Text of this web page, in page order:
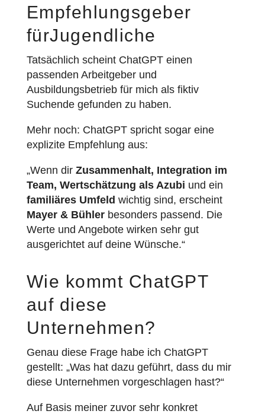
Empfehlungsgeber
fürJugendliche
Tatsächlich scheint ChatGPT einen
passenden Arbeitgeber und
Ausbildungsbetrieb für mich als fiktiv
Suchende gefunden zu haben.
Mehr noch: ChatGPT spricht sogar eine
explizite Empfehlung aus:
„Wenn dir Zusammenhalt, Integration im
Team, Wertschätzung als Azubi und ein
familiäres Umfeld wichtig sind, erscheint
Mayer & Bühlerbesonders passend. Die
Werte und Angebote wirken sehr gut
ausgerichtet auf deine Wünsche.“
Wie kommt ChatGPT
auf diese
Unternehmen?
Genau diese Frage habe ich ChatGPT
gestellt: „Was hat dazu geführt, dass du mir
diese Unternehmen vorgeschlagen hast?“
Auf Basis meiner zuvor sehr konkret